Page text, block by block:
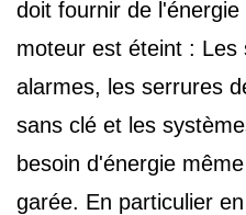
doit fournir de
moteur est éteint : Les
alarmes, les serrures
sans clé et les
besoin d'énergie
garée. En particulier